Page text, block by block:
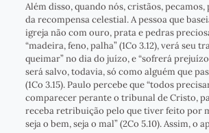
Além disso, quando nós, cristãos,
da recompensa celestial. A pessoa que
igreja não com ouro, prata e pedras
“madeira, feno, palha” (1Co 3.12), verá seu
queimar” no dia do juízo, e “sofrerá
será salvo, todavia, só como alguém que
(1Co 3.15). Paulo percebe que “todos
comparecer perante o tribunal de Cristo,
receba retribuição pelo que tiver feito por
seja o bem, seja o mal” (2Co 5.10). Assim, o